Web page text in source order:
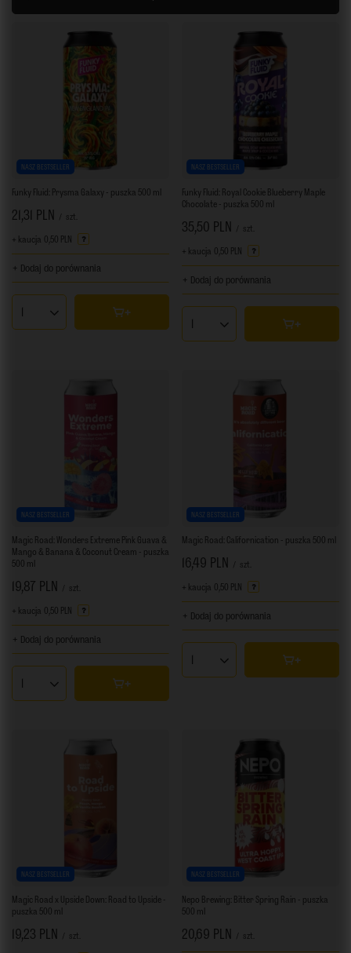
NASZ BESTSELLER
Funky Fluid: Prysma Galaxy - puszka 500 ml
21,31 PLN szt.
+ kaucja 0,50 PLN
+ Dodaj do porównania
Ilość produktów
NASZ BESTSELLER
Funky Fluid: Royal Cookie Blueberry Maple
Chocolate - puszka 500 ml
35,50 PLN szt.
+ kaucja 0,50 PLN
+ Dodaj do porównania
Ilość produktów
NASZ BESTSELLER
Magic Road: Wonders Extreme Pink Guava &
Mango & Banana & Coconut Cream - puszka
500 ml
19,87 PLN szt.
+ kaucja 0,50 PLN
+ Dodaj do porównania
Ilość produktów
NASZ BESTSELLER
Magic Road: Californication - puszka 500 ml
16,49 PLN szt.
+ kaucja 0,50 PLN
+ Dodaj do porównania
Ilość produktów
NASZ BESTSELLER
Magic Road x Upside Down: Road to Upside -
puszka 500 ml
19,23 PLN szt.
NASZ BESTSELLER
Nepo Brewing: Bitter Spring Rain - puszka
500 ml
20,69 PLN szt.